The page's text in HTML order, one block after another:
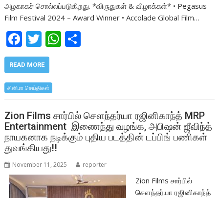
அழகாகச் சொல்லப்படுகிறது. *விருதுகள் & விழாக்கள்* • Pegasus
Film Festival 2024 – Award Winner • Accolade Global Film…
F
ac
e
b
o
o
k
T
w
itt
er
W
h
A
p
p
READ MORE
சினிமா செய்திகள்
Zion Films சார்பில் சௌந்தர்யா ரஜினிகாந்த் MRP
Entertainment இணைந்து வழங்க, அபிஷன் ஜீவிந்த்
நாயகனாக நடிக்கும் புதிய படத்தின் டப்பிங் பணிகள்
துவங்கியது!!
November 11, 2025 reporter
Zion Films சார்பில்
சௌந்தர்யா ரஜினிகாந்த்